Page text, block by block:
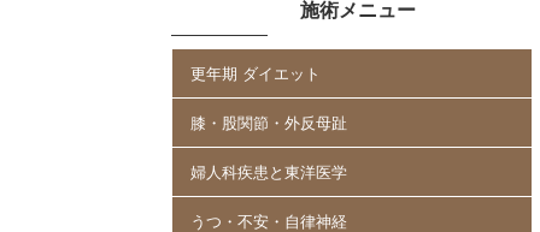
施術メニュー
更年期 ダイエット
膝・股関節・外反母趾
婦人科疾患と東洋医学
うつ・不安・自律神経